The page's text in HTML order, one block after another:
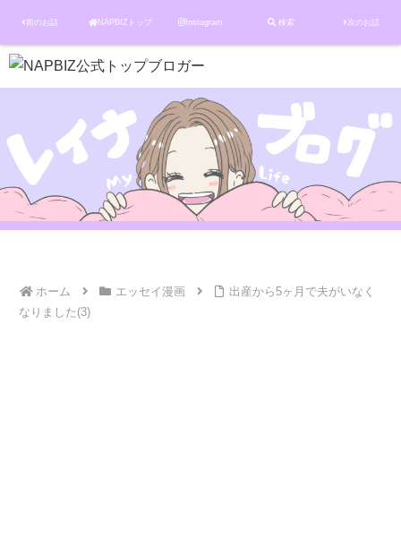
前のお話 NAPBIZトップ Instagram 検索 次のお話
ホーム エッセイ漫画
出産から5ヶ月で夫がいなく
なりました(3)